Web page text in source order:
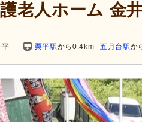
老人ホーム 金
平 栗平駅から0.4km 五月台駅か